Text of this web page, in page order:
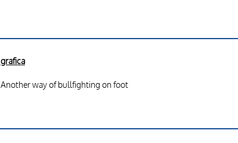
grafica
Another way of bullfighting on foot